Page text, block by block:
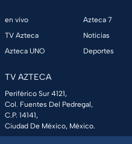
en vivo
TV Azteca
Azteca UNO
Azteca 7
Noticias
Deportes
TV AZTECA
Periférico Sur 4121,
Col. Fuentes Del Pedregal,
C.P. 14141,
Ciudad De México, México.